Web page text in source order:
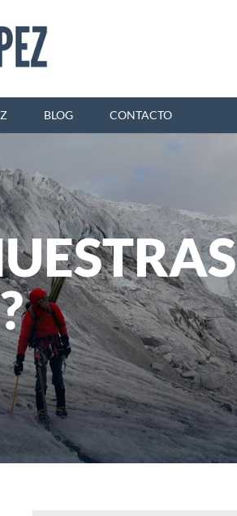
BLOG CONTACTO